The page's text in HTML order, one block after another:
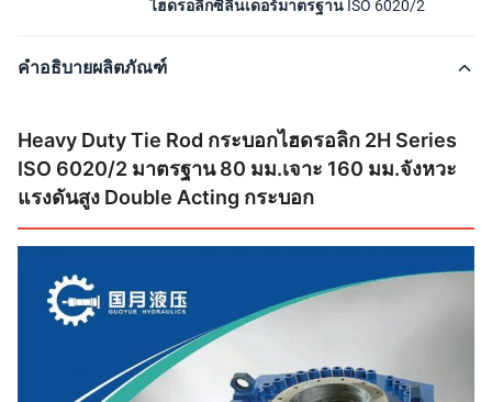
ไฮดรอลิกซิลินเดอร์มาตรฐาน ISO 6020/2
คำอธิบายผลิตภัณฑ์
Heavy Duty Tie Rod กระบอกไฮดรอลิก 2H Series
ISO 6020/2 มาตรฐาน 80 มม.เจาะ 160 มม.จังหวะ
แรงดันสูง Double Acting กระบอก